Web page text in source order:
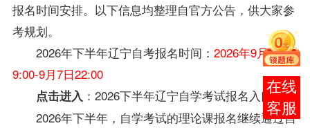
报名时间安排。以下信息均整理自官方公告，供大家参
考规划。
2026年下半年辽宁自考报名时间： 2026年9月1日
9:00-9月7日22:00
点击进入 ： 2026下半年辽宁自学考试报名入口
2026年下半年，自学考试的理论课报名继续通过自
报考
咨询